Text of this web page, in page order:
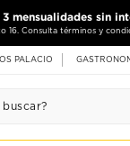
3 mensualidades sin
16. Consulta términos y
PALACIO